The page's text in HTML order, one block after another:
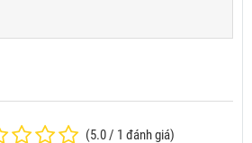
(5.0 / 1 đánh giá)